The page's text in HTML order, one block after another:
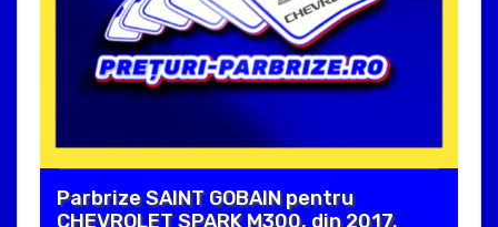
Parbrize SAINT GOBAIN pentru
CHEVROLET SPARK M300, din 2017.